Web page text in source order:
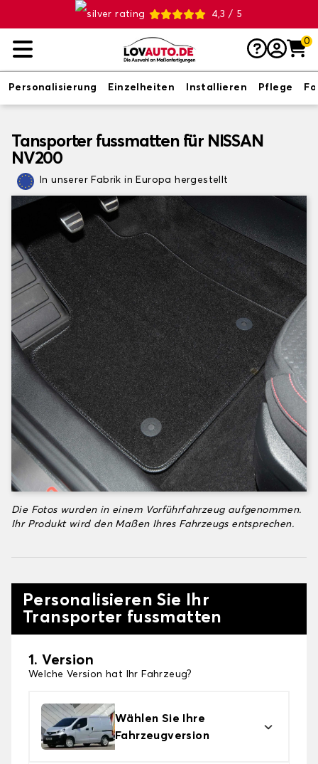
4,3 / 5
0
Personalisierung Einzelheiten Installieren Pflege
Tansporter fussmatten für NISSAN
NV200
In unserer Fabrik in Europa hergestellt
Die Fotos wurden in einem Vorführfahrzeug aufgenommen.
Ihr Produkt wird den Maßen Ihres Fahrzeugs entsprechen.
Personalisieren Sie Ihr
Transporter fussmatten
1. Version
Welche Version hat Ihr Fahrzeug?
Wählen Sie Ihre
Fahrzeugversion